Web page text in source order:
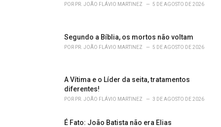
POR PR. JOÃO FLÁVIO MARTINEZ 5 DE AGOSTO DE 2026
Segundo a Bíblia, os mortos não voltam
POR PR. JOÃO FLÁVIO MARTINEZ 5 DE AGOSTO DE 2026
A Vítima e o Líder da seita, tratamentos
diferentes!
POR PR. JOÃO FLÁVIO MARTINEZ 3 DE AGOSTO DE 2026
É Fato: João Batista não era Elias